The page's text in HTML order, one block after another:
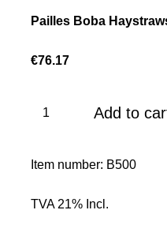
Pailles Boba
€76.17
Add to
Item number: B500
TVA 21% Incl.